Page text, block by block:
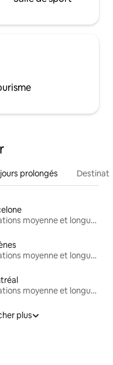
prolongés
Locations moyenne et longue durée
Locations moyenne et longue durée
Locations moyenne et longue durée
plus